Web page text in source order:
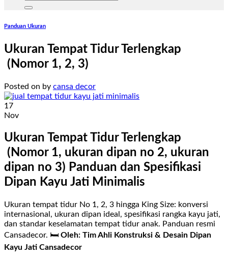
Panduan Ukuran
Ukuran Tempat Tidur Terlengkap
(Nomor 1, 2, 3)
Posted on by cansa decor
17
Nov
Ukuran Tempat Tidur Terlengkap
(Nomor 1, ukuran dipan no 2, ukuran
dipan no 3) Panduan dan Spesifikasi
Dipan Kayu Jati Minimalis
Ukuran tempat tidur No 1, 2, 3 hingga King Size: konversi
internasional, ukuran dipan ideal, spesifikasi rangka kayu jati,
dan standar keselamatan tempat tidur anak. Panduan resmi
Cansadecor. 🛏️ Oleh: Tim Ahli Konstruksi & Desain Dipan
Kayu Jati Cansadecor